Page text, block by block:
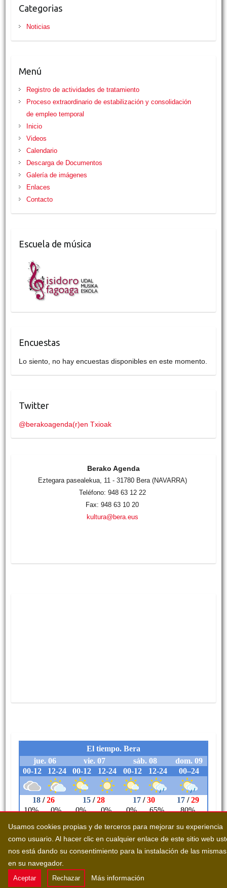
Usamos cookies propias y de terceros para mejorar su experiencia
como usuario. Al hacer clic en cualquier enlace de este sitio web
nos está dando su consentimiento para la instalación de las mismas
en su navegador.
Aceptar Rechazar Más información
Categorias
Noticias
Menú
Registro de actividades de tratamiento
Proceso extraordinario de estabilización y consolidación
de empleo temporal
Inicio
Videos
Calendario
Descarga de Documentos
Galería de imágenes
Enlaces
Contacto
Escuela de música
Encuestas
Lo siento, no hay encuestas disponibles en este momento.
Twitter
@berakoagenda(r)en Txioak
Berako Agenda
Eztegara pasealekua, 11 - 31780 Bera (NAVARRA)
Teléfono: 948 63 12 22
Fax: 948 63 10 20
kultura@bera.eus